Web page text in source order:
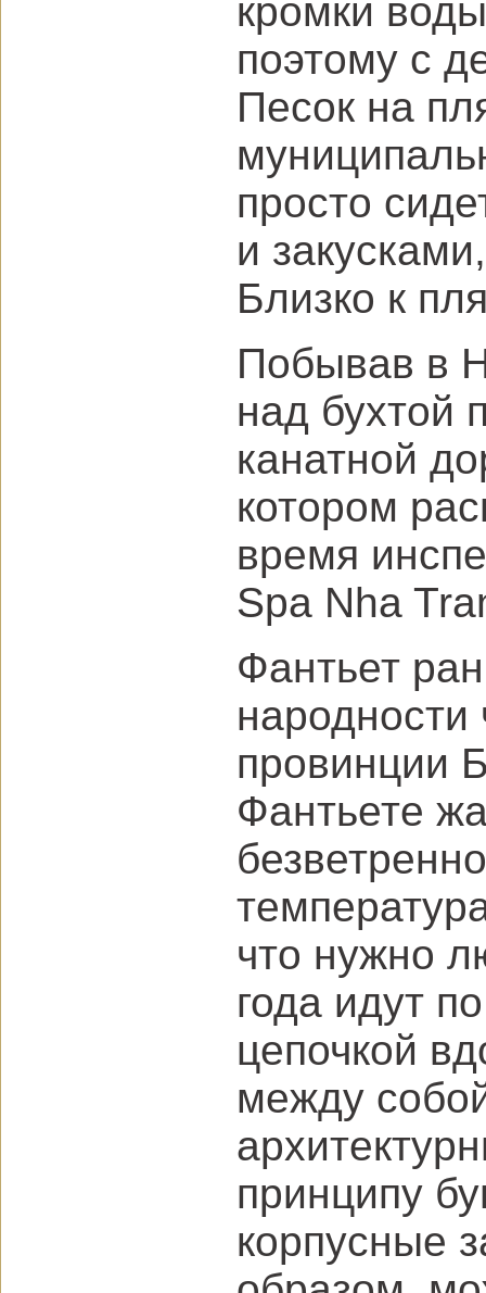
кромки
поэтому с
Песок на
просто
и
Близко к
Побывав в
над бухтой
канатной
котором
время
Spa Nha
Фантьет
народности
провинции
Фантьете
что нужно
года идут
цепочкой
между
принципу
корпусные